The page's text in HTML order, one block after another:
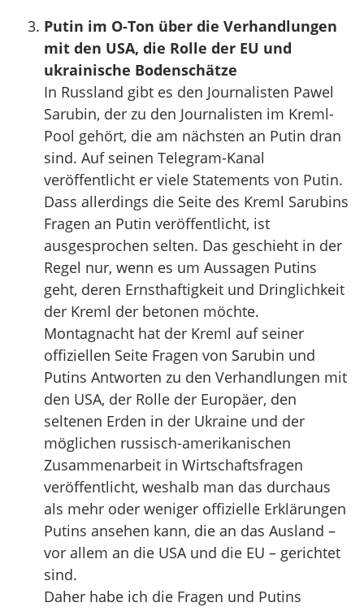
Putin im O-Ton über die Verhandlungen
mit den USA, die Rolle der EU und
ukrainische Bodenschätze
In Russland gibt es den Journalisten Pawel
Sarubin, der zu den Journalisten im Kreml-
Pool gehört, die am nächsten an Putin dran
sind. Auf seinen Telegram-Kanal
veröffentlicht er viele Statements von Putin.
Dass allerdings die Seite des Kreml Sarubins
Fragen an Putin veröffentlicht, ist
ausgesprochen selten. Das geschieht in der
Regel nur, wenn es um Aussagen Putins
geht, deren Ernsthaftigkeit und Dringlichkeit
der Kreml der betonen möchte.
Montagnacht hat der Kreml auf seiner
offiziellen Seite Fragen von Sarubin und
Putins Antworten zu den Verhandlungen mit
den USA, der Rolle der Europäer, den
seltenen Erden in der Ukraine und der
möglichen russisch-amerikanischen
Zusammenarbeit in Wirtschaftsfragen
veröffentlicht, weshalb man das durchaus
als mehr oder weniger offizielle Erklärungen
Putins ansehen kann, die an das Ausland –
vor allem an die USA und die EU – gerichtet
sind.
Daher habe ich die Fragen und Putins